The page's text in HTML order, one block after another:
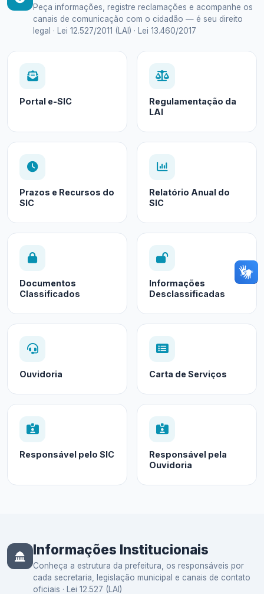
Peça informações, registre reclamações e acompanhe os
canais de comunicação com o cidadão — é seu direito
legal · Lei 12.527/2011 (LAI) · Lei 13.460/2017
Portal e-SIC
Regulamentação da
LAI
Prazos e Recursos do
SIC
Relatório Anual do
SIC
Documentos
Classificados
Informações
Desclassificadas
Ouvidoria Carta de Serviços
Responsável pelo SIC
Responsável pela
Ouvidoria
Informações Institucionais
Conheça a estrutura da prefeitura, os responsáveis por
cada secretaria, legislação municipal e canais de contato
oficiais · Lei 12.527 (LAI)